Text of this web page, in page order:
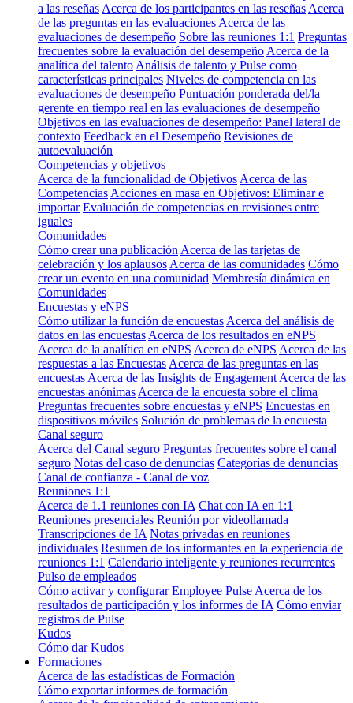
a las reseñas Acerca de los participantes en las reseñas Acerca
de las preguntas en las evaluaciones Acerca de las
evaluaciones de desempeño Sobre las reuniones 1:1 Preguntas
frecuentes sobre la evaluación del desempeño Acerca de la
analítica del talento Análisis de talento y Pulse como
características principales Niveles de competencia en las
evaluaciones de desempeño Puntuación ponderada del/la
gerente en tiempo real en las evaluaciones de desempeño
Objetivos en las evaluaciones de desempeño: Panel lateral de
contexto Feedback en el Desempeño Revisiones de
autoevaluación
Competencias y objetivos
Acerca de la funcionalidad de Objetivos Acerca de las
Competencias Acciones en masa en Objetivos: Eliminar e
importar Evaluación de competencias en revisiones entre
iguales
Comunidades
Cómo crear una publicación Acerca de las tarjetas de
celebración y los aplausos Acerca de las comunidades Cómo
crear un evento en una comunidad Membresía dinámica en
Comunidades
Encuestas y eNPS
Cómo utilizar la función de encuestas Acerca del análisis de
datos en las encuestas Acerca de los resultados en eNPS
Acerca de la analítica en eNPS Acerca de eNPS Acerca de las
respuestas a las Encuestas Acerca de las preguntas en las
encuestas Acerca de las Insights de Engagement Acerca de las
encuestas anónimas Acerca de la encuesta sobre el clima
Preguntas frecuentes sobre encuestas y eNPS Encuestas en
dispositivos móviles Solución de problemas de la encuesta
Canal seguro
Acerca del Canal seguro Preguntas frecuentes sobre el canal
seguro Notas del caso de denuncias Categorías de denuncias
Canal de confianza - Canal de voz
Reuniones 1:1
Acerca de 1.1 reuniones con IA Chat con IA en 1:1
Reuniones presenciales Reunión por videollamada
Transcripciones de IA Notas privadas en reuniones
individuales Resumen de los informantes en la experiencia de
reuniones 1:1 Calendario inteligente y reuniones recurrentes
Pulso de empleados
Cómo activar y configurar Employee Pulse Acerca de los
resultados de participación y los informes de IA Cómo enviar
registros de Pulse
Kudos
Cómo dar Kudos
Formaciones
Acerca de las estadísticas de Formación
Cómo exportar informes de formación